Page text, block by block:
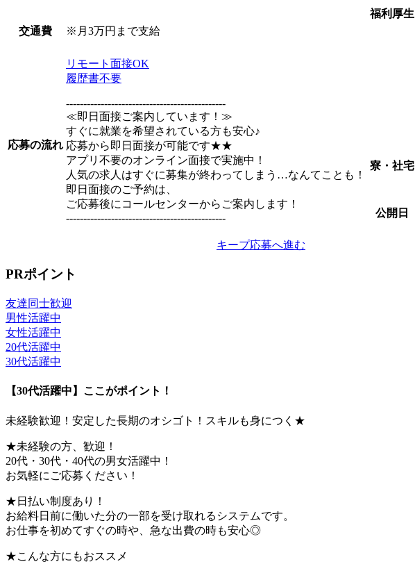
交通費 ※月3万円まで支給
応募の流れ
リモート面接OK
履歴書不要
----------------------------------------------
≪即日面接ご案内しています！≫
すぐに就業を希望されている方も安心♪
応募から即日面接が可能です★★
アプリ不要のオンライン面接で実施中！
人気の求人はすぐに募集が終わってしまう…なんてことも！
即日面接のご予約は、
ご応募後にコールセンターからご案内します！
----------------------------------------------
福利厚生
寮・社宅
公開日
キープ応募へ進む
PRポイント
友達同士歓迎
男性活躍中
女性活躍中
20代活躍中
30代活躍中
【30代活躍中】ここがポイント！
未経験歓迎！安定した長期のオシゴト！スキルも身につく★
★未経験の方、歓迎！
20代・30代・40代の男女活躍中！
お気軽にご応募ください！
★日払い制度あり！
お給料日前に働いた分の一部を受け取れるシステムです。
お仕事を初めてすぐの時や、急な出費の時も安心◎
★こんな方にもおススメ